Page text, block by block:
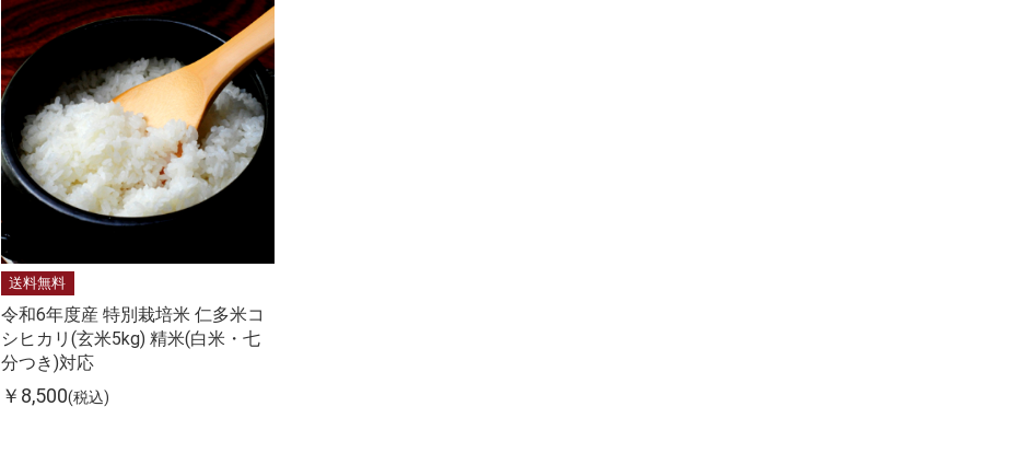
送料無料
令和6年度産 特別栽培米 仁多米コ
シヒカリ(玄米5kg) 精米(白米・七
分つき)対応
￥8,500(税込)